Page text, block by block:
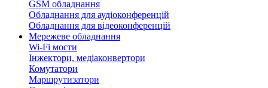
GSM обладнання
Обладнання для аудіоконференцій
Обладнання для відеоконференцій
Мережеве обладнання
Wi-Fi мости
Інжектори, медіаконвертори
Комутатори
Маршрутизатори